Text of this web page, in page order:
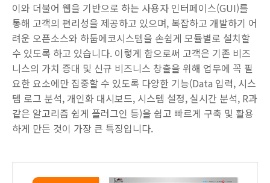
이와 더불어 웹을 기반으로 하는 사용자 인터페이스(GUI)를
통해 고객의 편리성을 제공하고 있으며, 복잡하고 개발하기 어
려운 오픈소스와 하둡에코시스템을 손쉽게 모듈별로 설치할
수 있도록 하고 있습니다. 이렇게 함으로써 고객은 기존 비즈
니스의 가치 증대 및 신규 비즈니스 창출을 위해 업무에 꼭 필
요한 요소에만 집중할 수 있도록 다양한 기능(Data 입력, 시스
템 로그 분석, 개인화 대시보드, 시스템 설정, 실시간 분석, R과
같은 알고리즘 쉽게 플러그인 등)을 쉽고 빠르게 구축 및 활용
하게 만든 것이 가장 큰 특징입니다.